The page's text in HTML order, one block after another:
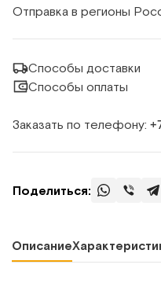
Отправка в регионы
Способы доставки
Способы оплаты
Заказать по телефону:
Поделиться:
Описание